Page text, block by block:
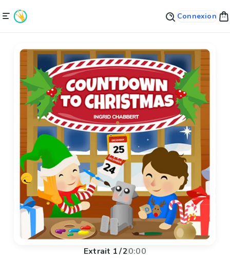
Connexion
Extrait 1/20:00